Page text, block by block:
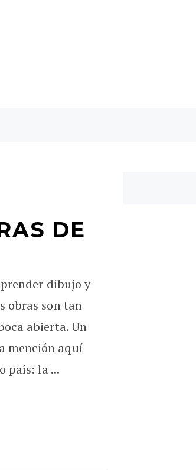
DE
dibujo y
obras son tan
abierta. Un
mención aquí
país: la ...